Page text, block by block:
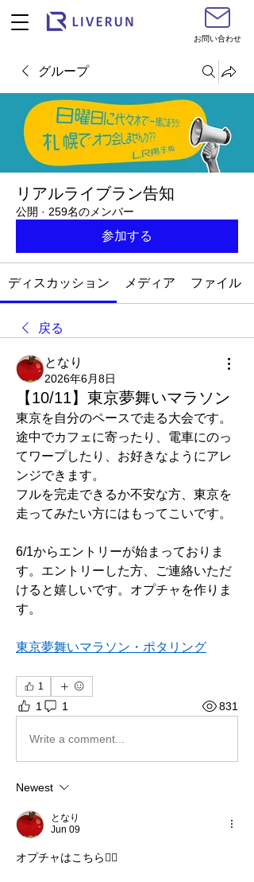
お問い合わせ
グループ
リアルライブラン告知
公開 · 259名のメンバー
参加する
ディスカッション メディア ファイル
戻る
となり
2026年6月8日
【10/11】東京夢舞いマラソン
東京を自分のペースで走る大会です。
途中でカフェに寄ったり、電車にのっ
てワープしたり、お好きなようにアレ
ンジできます。
フルを完走できるか不安な方、東京を
走ってみたい方にはもってこいです。
6/1からエントリーが始まっておりま
す。エントリーした方、ご連絡いただ
けると嬉しいです。オプチャを作りま
す。
東京夢舞いマラソン・ポタリング
1
1 1 831
Write a comment...
Newest
となり
Jun 09
オプチャはこちら💁‍♀️